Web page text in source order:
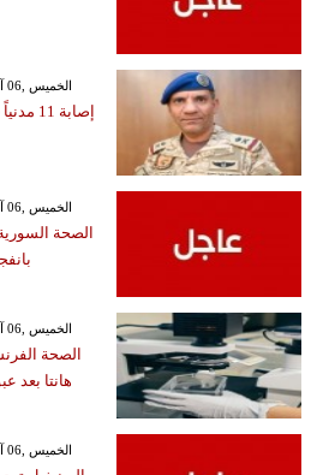
GMT 21:58 2026 الخميس ,06 آب / أغسطس
إصابة
GMT 20:58 2026 الخميس ,06 آب / أغسطس
GMT 20:54 2026 الخميس ,06 آب / أغسطس
الصحة
هانتا بعد
GMT 20:50 2026 الخميس ,06 آب / أغسطس